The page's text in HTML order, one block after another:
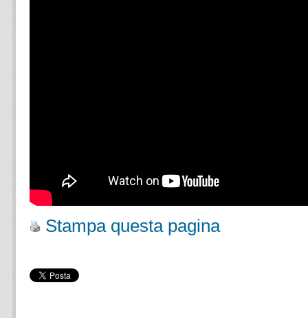
Stampa questa pagina